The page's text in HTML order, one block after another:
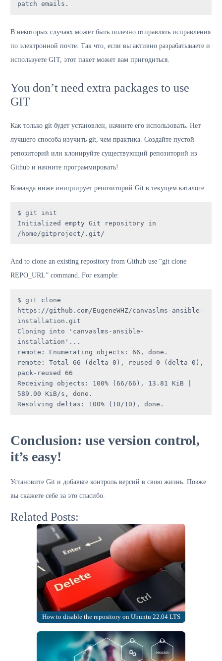
patch emails.
В некоторых случаях может быть полезно отправлять исправления
по электронной почте. Так что, если вы активно разрабатываете и
используете GIT, этот пакет может вам пригодиться.
You don’t need extra packages to use
GIT
Как только git будет установлен, начните его использовать. Нет
лучшего способа изучить git, чем практика. Создайте пустой
репозиторий или клонируйте существующий репозиторий из
Github и начните программировать!
Команда ниже инициирует репозиторий Git в текущем каталоге.
$ git init
Initialized empty Git repository in
/home/gitproject/.git/
And to clone an existing repository from Github use “git clone
REPO_URL” command. For example:
$ git clone
https://github.com/EugeneWHZ/canvaslms-ansible-
installation.git
Cloning into 'canvaslms-ansible-
installation'...
remote: Enumerating objects: 66, done.
remote: Total 66 (delta 0), reused 0 (delta 0),
pack-reused 66
Receiving objects: 100% (66/66), 13.81 KiB |
589.00 KiB/s, done.
Resolving deltas: 100% (10/10), done.
Conclusion: use version control,
it’s easy!
Установите Git и добавьте контроль версий в свою жизнь. Позже
вы скажете себе за это спасибо.
Related Posts:
How to disable the repository on Ubuntu 22.04 LTS